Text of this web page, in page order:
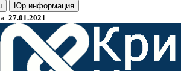
Юр.информация
27.01.2021